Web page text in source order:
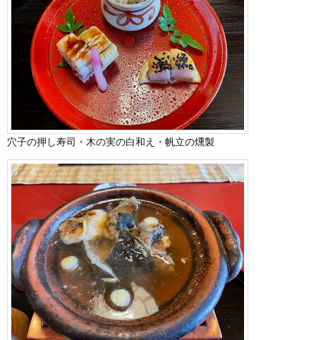
穴子の押し寿司・木の実の白和え・帆立の燻製